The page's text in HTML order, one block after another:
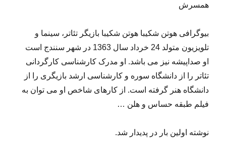
همسرش
بیوگرافی هوتن شکیبا هوتن شکیبا بازیگر تئاتر، سینما و
تلویزیون متولد 24 خرداد سال 1363 در شهر سنندج است
او صداپیشه نیز می باشد. او مدرک کارشناسی کارگردانی
تئاتر را از دانشگاه سوره و کارشناسی ارشد بازیگری را از
دانشگاه هنر گرفته است. از کارهای شاخص او می توان به
فیلم طبقه حساس و هلن …
نوشته اولین بار در پدیدار شد.